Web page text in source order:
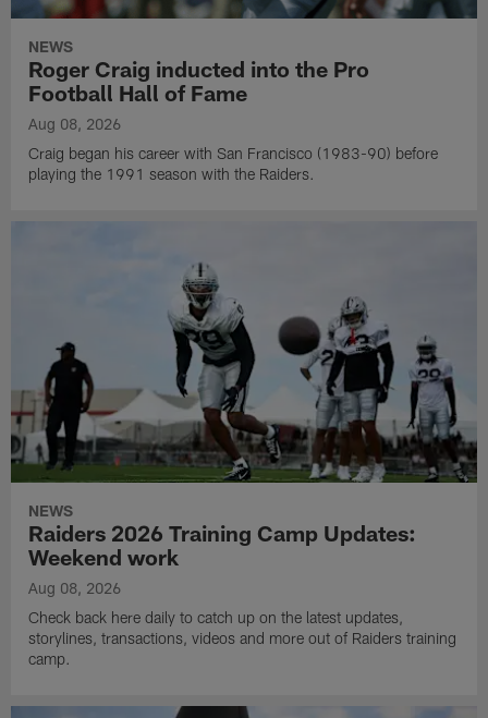
NEWS
Roger Craig inducted into the Pro
Football Hall of Fame
Aug 08, 2026
Craig began his career with San Francisco (1983-90) before
playing the 1991 season with the Raiders.
NEWS
Raiders 2026 Training Camp Updates:
Weekend work
Aug 08, 2026
Check back here daily to catch up on the latest updates,
storylines, transactions, videos and more out of Raiders training
camp.